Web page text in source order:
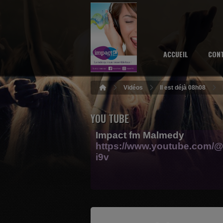
ACCUEIL
Vidéos Il est déjà 08h08
YOU TUBE
Impact fm Malmedy
https://www.youtube.com/
i9v